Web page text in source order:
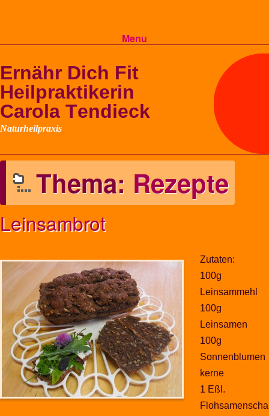
Menu
Thema: Rezepte
Leinsambrot
Zutaten:
100g
Leinsammehl
100g
Leinsamen
100g
Sonnenblumen
kerne
1 Eßl.
Flohsamenscha